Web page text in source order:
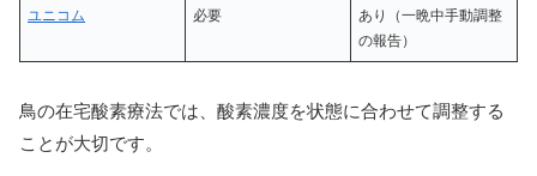
ユニコム 必要
あり（一晩中手動調整
の報告）
鳥の在宅酸素療法では、酸素濃度を状態に合わせて調整する
ことが大切です。